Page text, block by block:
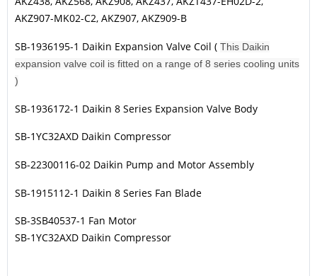
AKZ907-MK02-C2, AKZ907, AKZ909-B
SB-1936195-1 Daikin Expansion Valve Coil ( This Daikin
expansion valve coil is fitted on a range of 8 series cooling units
)
SB-1936172-1 Daikin 8 Series Expansion Valve Body
SB-1YC32AXD Daikin Compressor
SB-22300116-02 Daikin Pump and Motor Assembly
SB-1915112-1 Daikin 8 Series Fan Blade
SB-3SB40537-1 Fan Motor
SB-1YC32AXD Daikin Compressor